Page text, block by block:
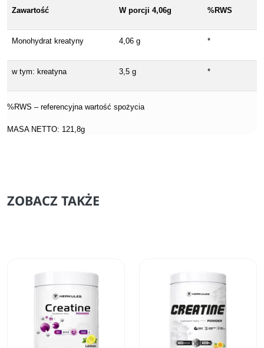
Zawartość
W porcji 4,06g %RWS
Monohydrat kreatyny 4,06 g *
w tym: kreatyna 3,5 g *
%RWS – referencyjna wartość spożycia
MASA NETTO: 121,8g
ZOBACZ TAKŻE